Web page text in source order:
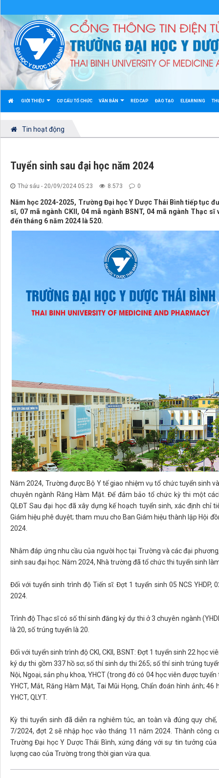
GIỚI THIỆU CƠ CẤU TỔ CHỨC VĂN BẢN REDCAP ĐÀO TẠO ELEARNING
Tin hoạt động
Tuyển sinh sau đại học năm 2024
Thứ sáu - 20/09/2024 05:23 8.573 0
Năm học 2024-2025, Trường Đại học Y Dược Thái Bình tiếp tục
sĩ, 07 mã ngành CKII, 04 mã ngành BSNT, 04 mã ngành Thạc
đến tháng 6 năm 2024 là 520.
Năm 2024, Trường được Bộ Y tế giao nhiệm vụ tổ chức tuyển sinh
chuyên ngành Răng Hàm Mặt. Để đảm bảo tổ chức kỳ thi một
QLĐT Sau đại học đã xây dựng kế hoạch tuyển sinh, xác định chỉ
Giám hiệu phê duyệt; tham mưu cho Ban Giám hiệu thành lập Hội
2024.
Nhằm đáp ứng nhu cầu của người học tại Trường và các đại
sinh sau đại học. Năm 2024, Nhà trường đã tổ chức thi tuyển sinh
Đối với tuyển sinh trình độ Tiến sĩ: Đợt 1 tuyển sinh 05 NCS
2024.
Trình độ Thạc sĩ có số thí sinh đăng ký dự thi ở 3 chuyên ngành
là 20, số trúng tuyển là 20.
Đối với tuyển sinh trình độ CKI, CKII, BSNT: Đợt 1 tuyển sinh 22 học
ký dự thi gồm 337 hồ sơ; số thí sinh dự thi 265; số thí sinh trúng
Nội, Ngoại, sản phụ khoa, YHCT (trong đó có 04 học viên được
YHCT, Mắt, Răng Hàm Mặt, Tai Mũi Họng, Chẩn đoán hình ảnh;
YHCT, QLYT.
Kỳ thi tuyển sinh đã diễn ra nghiêm túc, an toàn và đúng quy
7/2024, đợt 2 sẽ nhập học vào tháng 11 năm 2024. Thành công
Trường Đại học Y Dược Thái Bình, xứng đáng với sự tin tưởng
lượng cao của Trường trong thời gian vừa qua.